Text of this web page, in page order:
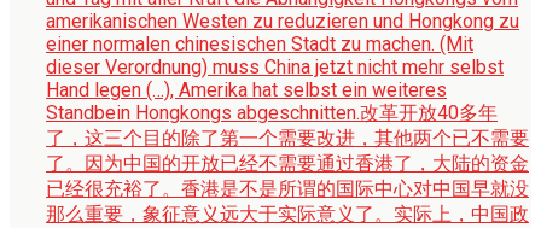
amerikanischen Westen zu reduzieren und Hongkong zu
einer normalen chinesischen Stadt zu machen. (Mit
dieser Verordnung) muss China jetzt nicht mehr selbst
Hand legen (…), Amerika hat selbst ein weiteres
Standbein Hongkongs abgeschnitten.改革开放40多年
了，这三个目的除了第一个需要改进，其他两个已不需要
了。因为中国的开放已经不需要通过香港了，大陆的资金
已经很充裕了。香港是不是所谓的国际中心对中国早就没
那么重要，象征意义远大于实际意义了。实际上，中国政